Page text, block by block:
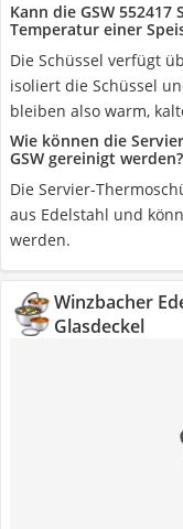
Kann die GSW
Temperatur einer
Die Schüssel verfügt
isoliert die Schüssel
bleiben also warm,
Wie können die
GSW gereinigt werden?
Die Servier-
aus Edelstahl und
werden.
Winzbacher
Glasdeckel